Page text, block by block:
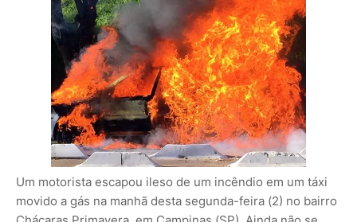
Um motorista escapou ileso de um incêndio em um táxi
movido a gás na manhã desta segunda-feira (2) no bairro